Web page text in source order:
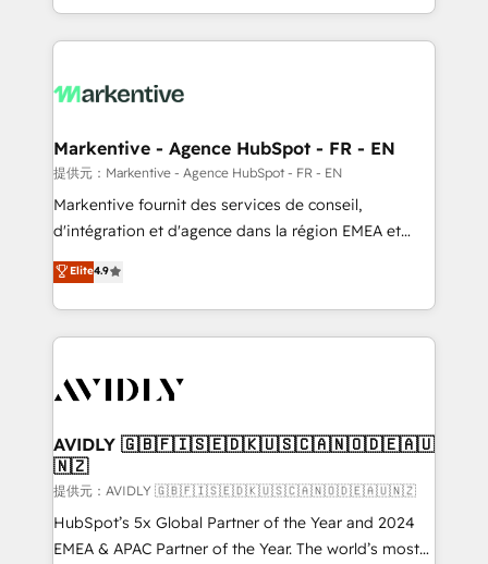
か？ ✓ HubSpot Eliteパートナー認定 ✓ HubSpotアワ
ード受賞・HUGリーダー ✓ ISO27001:2022 /
HubSpot大百科 出版 CRM・AI活用に関するご相談、現
せください。
Loop Marketing framework through expert-led
services, smart agents, and purpose-built apps,
results, fast. ⚙️CRM & RevOps: Align all Hubs to your
🎯Demand Gen & ABM: Drive pipeline with inbound,
ABM, AEO, SEO, & paid media. 👩‍💻Web Design:
Build high-performing websites with UX, messaging,
& conversion strategy that drive results. 🤖AI
AI, & maximize AEO with tailored AI services. 🧩
Integrations: Extend HubSpot with custom
Markentive - Agence HubSpot - FR - EN
提供元：Markentive - Agence HubSpot - FR - EN
Markentive fournit des services de conseil,
d'intégration et d'agence dans la région EMEA et
North America. Avec plus de 115 experts en
marketing automation, Growth, Revops, CRM et
webdesign. Markentive is both a consulting firm, a
digital agency and an integrator. With over 115
CRM and webdesign (We focus on EMEA - USA
Elite4.9
AVIDLY 🇬🇧🇫🇮🇸🇪🇩🇰🇺🇸🇨🇦🇳🇴🇩🇪🇦🇺
🇳🇿
提供元：AVIDLY 🇬🇧🇫🇮🇸🇪🇩🇰🇺🇸🇨🇦🇳🇴🇩🇪🇦🇺🇳🇿
HubSpot’s 5x Global Partner of the Year and 2024
EMEA & APAC Partner of the Year. The world’s most